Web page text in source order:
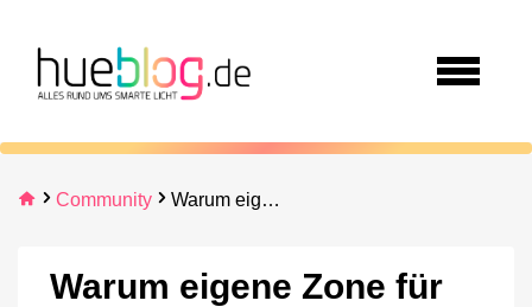
Community Warum eigene Zone für Smart Button
Warum eigene Zone für